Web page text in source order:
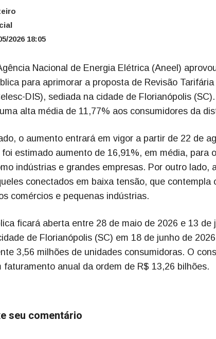
2026 18:05
Nacional de Energia Elétrica (Aneel)
para aprimorar a proposta de Revisão
DIS), sediada na cidade de Florianópolis
alta média de 11,77% aos consumidores da
o aumento entrará em vigor a partir de 22 de
estimado aumento de 16,91%, em média, para
indústrias e grandes empresas. Por outro lado,
conectados em baixa tensão, que contempla
comércios e pequenas indústrias.
ficará aberta entre 28 de maio de 2026 e 13 de
de Florianópolis (SC) em 18 de junho de
3,56 milhões de unidades consumidoras. O
faturamento anual da ordem de R$ 13,26 bilhões.
seu comentário